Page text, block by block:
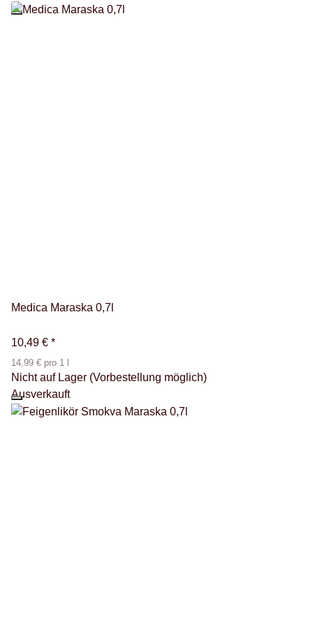
Medica Maraska 0,7l
10,49 € *
14,99 € pro 1 l
Nicht auf Lager (Vorbestellung möglich)
Ausverkauft